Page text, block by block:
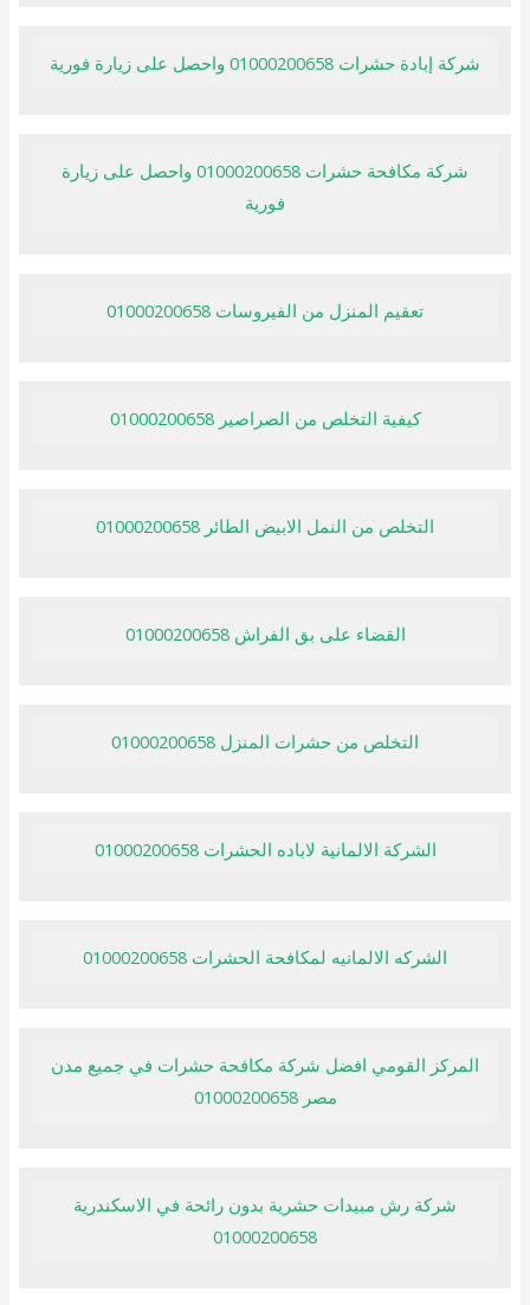
شركة إبادة حشرات 01000200658 واحصل على زيارة فورية
شركة مكافحة حشرات 01000200658 واحصل على زيارة
فورية
تعقيم المنزل من الفيروسات 01000200658
كيفية التخلص من الصراصير 01000200658
التخلص من النمل الابيض الطائر 01000200658
القضاء على بق الفراش 01000200658
التخلص من حشرات المنزل 01000200658
الشركة الالمانية لاباده الحشرات 01000200658
الشركه الالمانيه لمكافحة الحشرات 01000200658
المركز القومي افضل شركة مكافحة حشرات في جميع مدن
مصر 01000200658
شركة رش مبيدات حشرية بدون رائحة في الاسكندرية
01000200658